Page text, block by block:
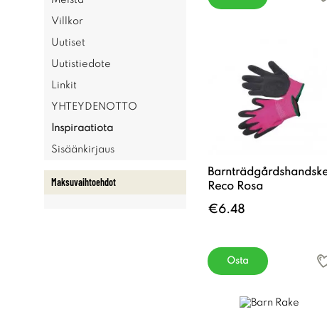
Villkor
Uutiset
Uutistiedote
Linkit
YHTEYDENOTTO
Inspiraatiota
Sisäänkirjaus
Maksuvaihtoehdot
Reco Rosa
€6.48
Osta